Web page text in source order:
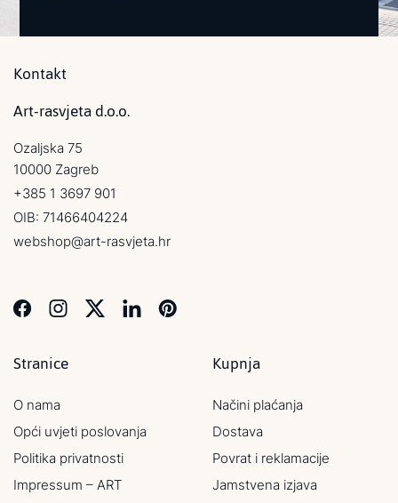
Kontakt
Art-rasvjeta d.o.o.
Ozaljska 75
10000 Zagreb
+385 1 3697 901
OIB: 71466404224
webshop@art-rasvjeta.hr
Stranice
O nama
Opći uvjeti poslovanja
Politika privatnosti
Impressum – ART
Kupnja
Načini plaćanja
Dostava
Povrat i reklamacije
Jamstvena izjava